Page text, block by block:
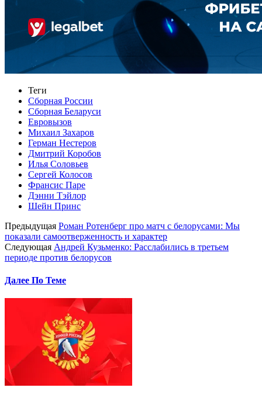
Теги
Сборная России
Сборная Беларуси
Евровызов
Михаил Захаров
Герман Нестеров
Дмитрий Коробов
Илья Соловьев
Сергей Колосов
Франсис Паре
Дэнни Тэйлор
Шейн Принс
Предыдущая Роман Ротенберг про матч с белорусами: Мы
показали самоотверженность и характер
Следующая Андрей Кузьменко: Расслабились в третьем
периоде против белорусов
Далее По Теме